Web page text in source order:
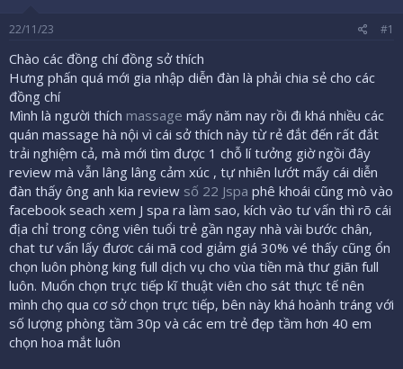
ầ
u
22/11/23 #1
Chào các đồng chí đồng sở thích
Hưng phấn quá mới gia nhập diễn đàn là phải chia sẻ cho các
đồng chí
Mình là người thích massage mấy năm nay rồi đi khá nhiều các
quán massage hà nội vì cái sở thích này từ rẻ đắt đến rất đắt
trải nghiệm cả, mà mới tìm được 1 chỗ lí tưởng giờ ngồi đây
review mà vẫn lâng lâng cảm xúc , tự nhiên lướt mấy cái diễn
đàn thấy ông anh kia review số 22 Jspa phê khoái cũng mò vào
facebook seach xem J spa ra làm sao, kích vào tư vấn thì rõ cái
địa chỉ trong công viên tuổi trẻ gần ngay nhà vài bước chân,
chat tư vấn lấy đươc cái mã cod giảm giá 30% vé thấy cũng ổn
chọn luôn phòng king full dịch vụ cho vùa tiền mà thư giãn full
luôn. Muốn chọn trực tiếp kĩ thuật viên cho sát thực tế nên
mình chọ qua cơ sở chọn trực tiếp, bên này khá hoành tráng với
số lượng phòng tầm 30p và các em trẻ đẹp tầm hơn 40 em
chọn hoa mắt luôn